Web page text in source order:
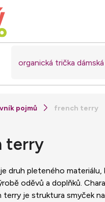
pojmů french terry
terry
druh pleteného
oděvů a doplňků.
terry je struktura smyček